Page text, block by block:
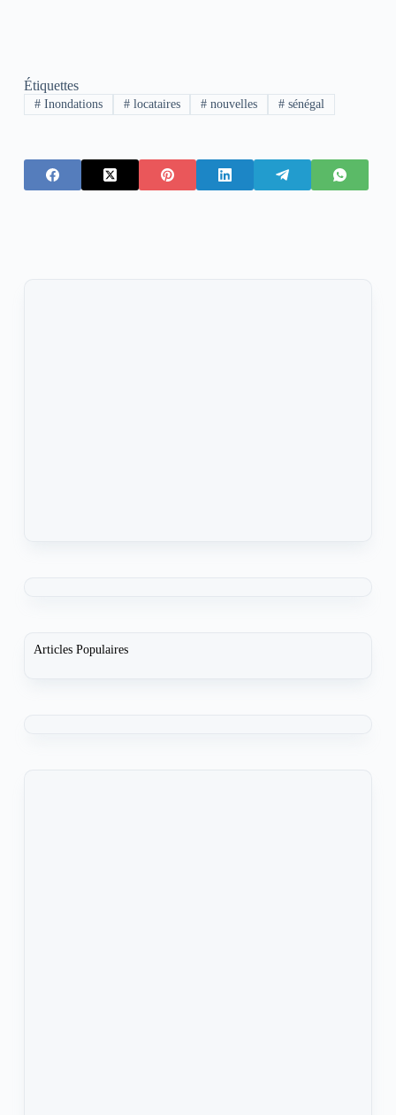
Étiquettes
#Inondations #locataires # nouvelles # sénégal
Articles Populaires